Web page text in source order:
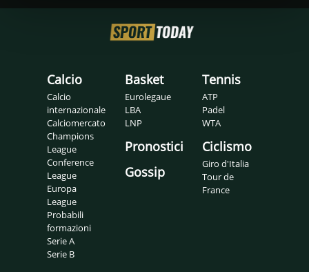
Calcio
Calcio
internazionale
Calciomercato
Champions
League
Conference
League
Europa
League
Probabili
formazioni
Serie A
Serie B
Basket
Eurolegaue
LBA
LNP
Pronostici
Gossip
Tennis
ATP
Padel
WTA
Ciclismo
Giro d'Italia
Tour de
France